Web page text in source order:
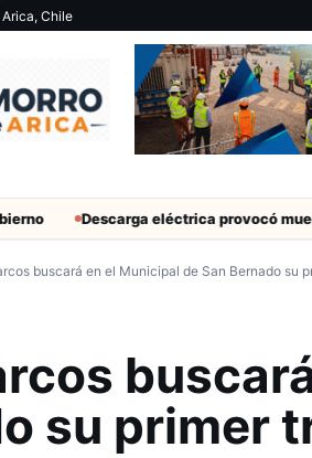
| Arica, Chile
Descarga eléctrica provocó muerte de
buscará en el Municipal de San Bernado su
su primer